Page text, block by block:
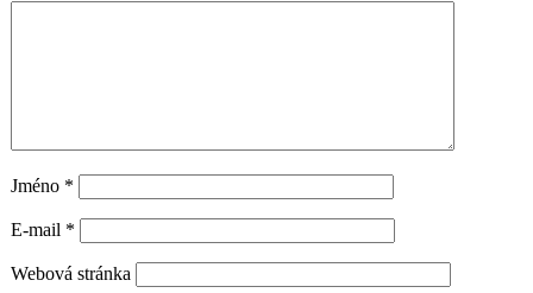
Jméno *
E-mail *
Webová stránka